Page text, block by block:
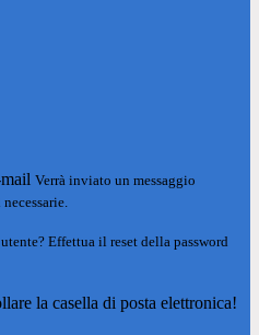
Verrà inviato un messaggio
Effettua il reset della password
la casella di posta elettronica!